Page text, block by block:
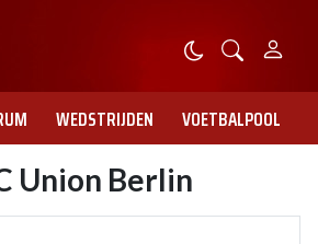
WEDSTRIJDEN VOETBALPOOL
Union Berlin